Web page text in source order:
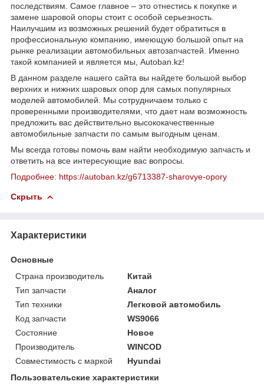
последствиям. Самое главное – это отнестись к покупке и
замене шаровой опоры стоит с особой серьезность.
Наилучшим из возможных решений будет обратиться в
профессиональную компанию, имеющую большой опыт на
рынке реализации автомобильных автозапчастей. Именно
такой компанией и является мы, Autoban.kz!
В данном разделе нашего сайта вы найдете большой выбор
верхних и нижних шаровых опор для самых популярных
моделей автомобилей. Мы сотрудничаем только с
проверенными производителями, что дает нам возможность
предложить вас действительно высококачественные
автомобильные запчасти по самым выгодным ценам.
Мы всегда готовы помочь вам найти необходимую запчасть и
ответить на все интересующие вас вопросы.
Подробнее: https://autoban.kz/g6713387-sharovye-opory
Скрыть
Характеристики
Основные
Страна производитель
Китай
Тип запчасти
Аналог
Тип техники
Легковой автомобиль
Код запчасти
WS9066
Состояние
Новое
Производитель
WINCOD
Совместимость с маркой
Hyundai
Пользовательские характеристики